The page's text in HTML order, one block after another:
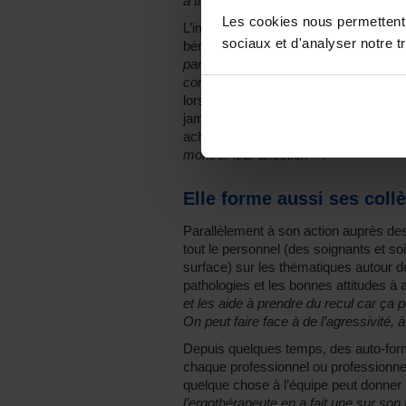
Les cookies nous
sociaux et d'analyser notre
L’impact que Nina George parvient
bénéficiaires.« Parfois un résident
parce qu’il sent que vous lui voulez
compte qu’on a réussi à entrer dans
lorsqu’elle a quitté son premier
jamais ont décidé de traverser la rue,
acheter un cadeau de départ.
«
montrer leur affection ».
Elle forme aussi ses
Parallèlement à son action auprès
tout le personnel (des soignants et
surface) sur les thématiques autour
pathologies et les bonnes attitudes à
et les aide à prendre du recul car ça
On peut faire face à de l’agressivité,
Depuis quelques temps, des auto-
chaque professionnel ou
quelque chose à l’équipe peut
l’ergothérapeute en a fait une sur